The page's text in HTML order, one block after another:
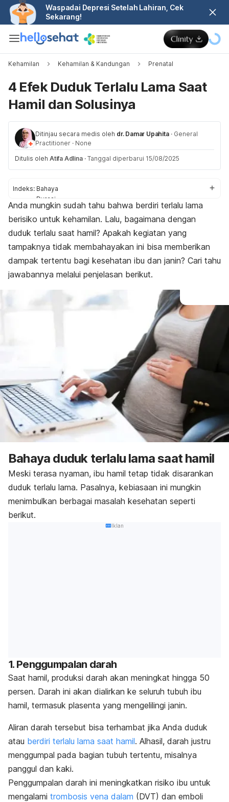
Waspadai Depresi Setelah Lahiran, Cek
Sekarang!
Kehamilan Kehamilan & Kandungan Prenatal
4 Efek Duduk Terlalu Lama Saat
Hamil dan Solusinya
Ditinjau secara medis oleh dr. Damar Upahita · General
Practitioner · None
Ditulis oleh Atifa Adlina · Tanggal diperbarui 15/08/2025
Indeks: Bahaya
Durasi
Tips
Anda mungkin sudah tahu bahwa berdiri terlalu lama
berisiko untuk kehamilan. Lalu, bagaimana dengan
duduk terlalu saat hamil? Apakah kegiatan yang
tampaknya tidak membahayakan ini bisa memberikan
dampak tertentu bagi kesehatan ibu dan janin? Cari tahu
jawabannya melalui penjelasan berikut.
Bahaya duduk terlalu lama saat hamil
Meski terasa nyaman, ibu hamil tetap tidak disarankan
duduk terlalu lama. Pasalnya, kebiasaan ini mungkin
menimbulkan berbagai masalah kesehatan seperti
berikut.
Iklan
1. Penggumpalan darah
Saat hamil, produksi darah akan meningkat hingga 50
persen. Darah ini akan dialirkan ke seluruh tubuh ibu
hamil, termasuk plasenta yang mengelilingi janin.
Aliran darah tersebut bisa terhambat jika Anda duduk
atau berdiri terlalu lama saat hamil. Alhasil, darah justru
menggumpal pada bagian tubuh tertentu, misalnya
panggul dan kaki.
Penggumpalan darah ini meningkatkan risiko ibu untuk
mengalami trombosis vena dalam (DVT) dan emboli